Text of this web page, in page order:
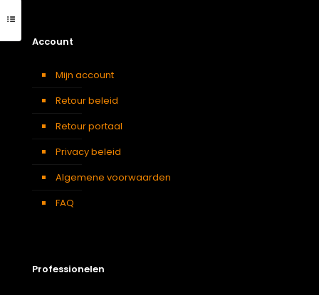
Account
Mijn account
Retour beleid
Retour portaal
Privacy beleid
Algemene voorwaarden
FAQ
Professionelen